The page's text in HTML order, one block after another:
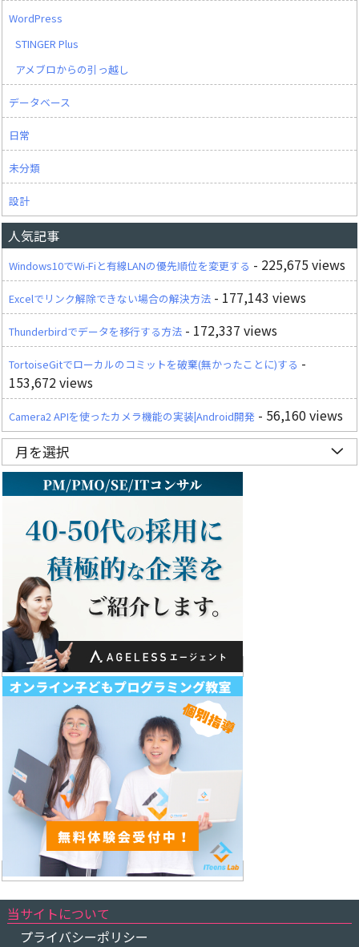
WordPress
STINGER Plus
アメブロからの引っ越し
データベース
日常
未分類
設計
人気記事
Windows10でWi-Fiと有線LANの優先順位を変更する - 225,675 views
Excelでリンク解除できない場合の解決方法 - 177,143 views
Thunderbirdでデータを移行する方法 - 172,337 views
TortoiseGitでローカルのコミットを破棄(無かったことに)する -
153,672 views
Camera2 APIを使ったカメラ機能の実装|Android開発 - 56,160 views
月を選択
当サイトについて
プライバシーポリシー